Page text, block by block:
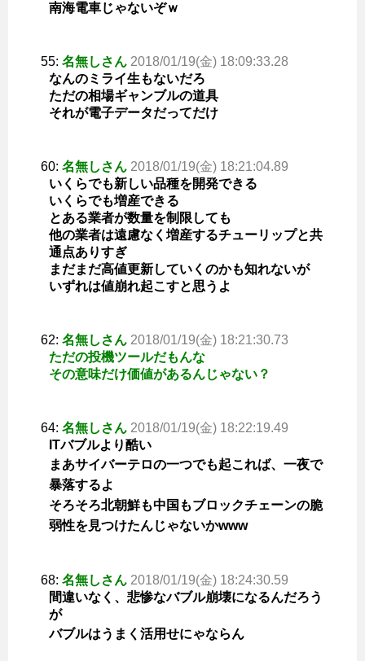
南海電車じゃないぞｗ
55: 名無しさん 2018/01/19(金) 18:09:33.28
なんのミライ生もないだろ
ただの相場ギャンブルの道具
それが電子データだってだけ
60: 名無しさん 2018/01/19(金) 18:21:04.89
いくらでも新しい品種を開発できる
いくらでも増産できる
とある業者が数量を制限しても
他の業者は遠慮なく増産するチューリップと共
通点ありすぎ
まだまだ高値更新していくのかも知れないが
いずれは値崩れ起こすと思うよ
62: 名無しさん 2018/01/19(金) 18:21:30.73
ただの投機ツールだもんな
その意味だけ価値があるんじゃない？
64: 名無しさん 2018/01/19(金) 18:22:19.49
ITバブルより酷い
まあサイバーテロの一つでも起これば、一夜で
暴落するよ
そろそろ北朝鮮も中国もブロックチェーンの脆
弱性を見つけたんじゃないかwww
68: 名無しさん 2018/01/19(金) 18:24:30.59
間違いなく、悲惨なバブル崩壊になるんだろう
が
バブルはうまく活用せにゃならん